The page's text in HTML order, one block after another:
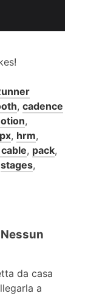
, cadence
,
, hrm,
, pack,
stages,
da casa
a